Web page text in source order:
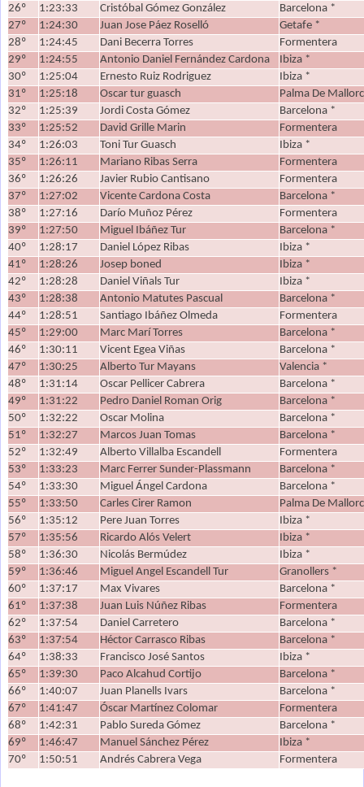
26º
1:23:33 Cristóbal Gómez González
Barcelona *
27º
1:24:30 Juan Jose Páez Roselló
Getafe *
28º
1:24:45 Dani Becerra Torres
Formentera
29º
1:24:55 Antonio Daniel Fernández Cardona
Ibiza *
30º
1:25:04 Ernesto Ruiz Rodriguez
Ibiza *
31º
1:25:18 Oscar tur guasch
Palma De
32º
1:25:39 Jordi Costa Gómez
Barcelona *
33º
1:25:52 David Grille Marin
Formentera
34º
1:26:03 Toni Tur Guasch
Ibiza *
35º
1:26:11 Mariano Ribas Serra
Formentera
36º
1:26:26 Javier Rubio Cantisano
Formentera
37º
1:27:02 Vicente Cardona Costa
Barcelona *
38º
1:27:16 Darío Muñoz Pérez
Formentera
39º
1:27:50 Miguel Ibáñez Tur
Barcelona *
40º
1:28:17 Daniel López Ribas
Ibiza *
41º
1:28:26 Josep boned
Ibiza *
42º
1:28:28 Daniel Viñals Tur
Ibiza *
43º
1:28:38 Antonio Matutes Pascual
Barcelona *
44º
1:28:51 Santiago Ibáñez Olmeda
Formentera
45º
1:29:00 Marc Marí Torres
Barcelona *
46º
1:30:11 Vicent Egea Viñas
Barcelona *
47º
1:30:25 Alberto Tur Mayans
Valencia *
48º
1:31:14 Oscar Pellicer Cabrera
Barcelona *
49º
1:31:22 Pedro Daniel Roman Orig
Barcelona *
50º
1:32:22 Oscar Molina
Barcelona *
51º
1:32:27 Marcos Juan Tomas
Barcelona *
52º
1:32:49 Alberto Villalba Escandell
Formentera
53º
1:33:23 Marc Ferrer Sunder-Plassmann
Barcelona *
54º
1:33:30 Miguel Ángel Cardona
Barcelona *
55º
1:33:50 Carles Cirer Ramon
Palma De
56º
1:35:12 Pere Juan Torres
Ibiza *
57º
1:35:56 Ricardo Alós Velert
Ibiza *
58º
1:36:30 Nicolás Bermúdez
Ibiza *
59º
1:36:46 Miguel Angel Escandell Tur
Granollers *
60º
1:37:17 Max Vivares
Barcelona *
61º
1:37:38 Juan Luis Núñez Ribas
Formentera
62º
1:37:54 Daniel Carretero
Barcelona *
63º
1:37:54 Héctor Carrasco Ribas
Barcelona *
64º
1:38:33 Francisco José Santos
Ibiza *
65º
1:39:30 Paco Alcahud Cortijo
Barcelona *
66º
1:40:07 Juan Planells Ivars
Barcelona *
67º
1:41:47 Óscar Martínez Colomar
Formentera
68º
1:42:31 Pablo Sureda Gómez
Barcelona *
69º
1:46:47 Manuel Sánchez Pérez
Ibiza *
70º
1:50:51 Andrés Cabrera Vega Formentera